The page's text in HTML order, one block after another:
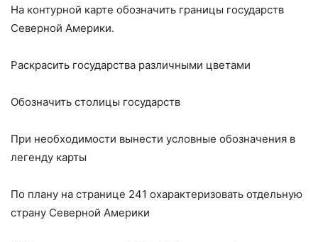
На контурной карте обозначить границы государств
Северной Америки.
Раскрасить государства различными цветами
Обозначить столицы государств
При необходимости вынести условные обозначения в
легенду карты
По плану на странице 241 охарактеризовать отдельную
страну Северной Америки